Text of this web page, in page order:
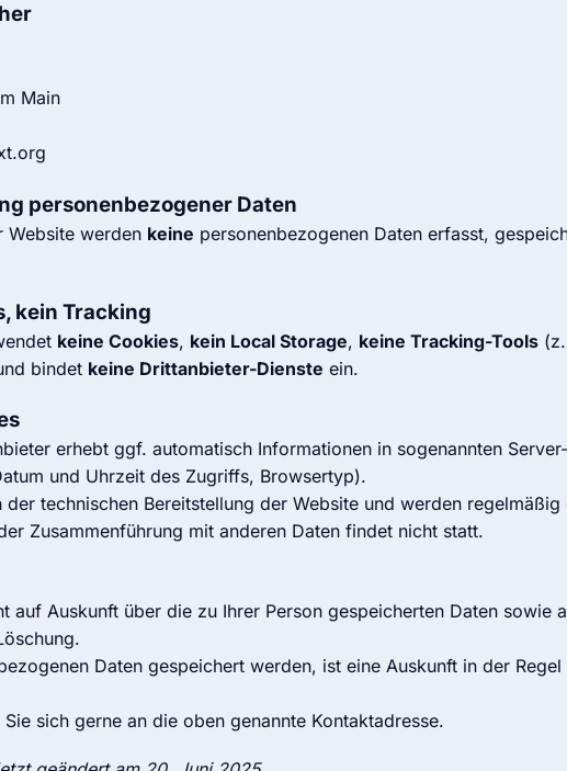
Main
personenbezogener Daten
Website werden keine personenbezogenen Daten erfasst,
kein Tracking
keine Cookies, kein Local Storage, keine Tracking-Tools
bindet keine Drittanbieter-Dienste ein.
erhebt ggf. automatisch Informationen in sogenannten
und Uhrzeit des Zugriffs, Browsertyp).
der technischen Bereitstellung der Website und werden regelmäßig
Zusammenführung mit anderen Daten findet nicht statt.
auf Auskunft über die zu Ihrer Person gespeicherten Daten sowie
Daten gespeichert werden, ist eine Auskunft in der Regel
sich gerne an die oben genannte Kontaktadresse.